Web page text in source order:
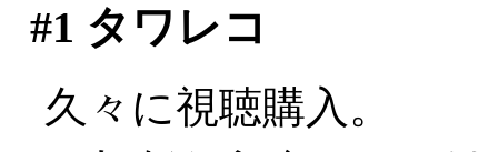
#1 タワレコ
久々に視聴購入。